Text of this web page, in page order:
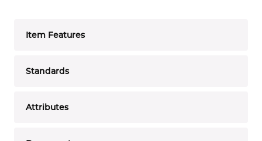
Item Features
Standards
Attributes